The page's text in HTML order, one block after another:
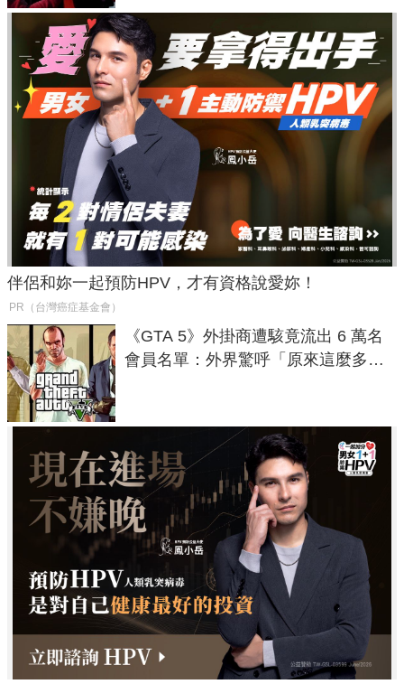
伴侶和妳一起預防HPV，才有資格說愛妳！
PR（台灣癌症基金會）
《GTA 5》外掛商遭駭竟流出 6 萬名
會員名單：外界驚呼「原來這麼多人